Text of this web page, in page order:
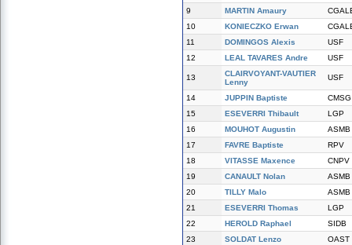
9 MARTIN Amaury
10
KONIECZKO Erwan
11
DOMINGOS Alexis
USF
12
LEAL TAVARES Andre USF
13
CLAIRVOYANT-VAUTIER
Lenny
USF
14 JUPPIN Baptiste
CMSG
15
ESEVERRI Thibault
LGP
16
MOUHOT Augustin
ASMB
17
FAVRE Baptiste
RPV
18
VITASSE Maxence
CNPV
19
CANAULT Nolan
ASMB
20
TILLY Malo
ASMB
21
ESEVERRI Thomas
LGP
22
HEROLD Raphael
SIDB
23
SOLDAT Lenzo
OAST